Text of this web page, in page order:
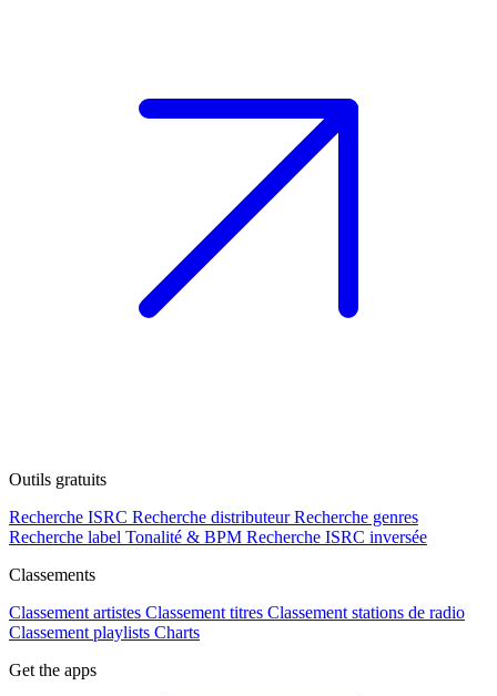
Outils gratuits
Recherche ISRC Recherche distributeur Recherche genres
Recherche label Tonalité & BPM Recherche ISRC inversée
Classements
Classement artistes Classement titres Classement stations de radio
Classement playlists Charts
Get the apps